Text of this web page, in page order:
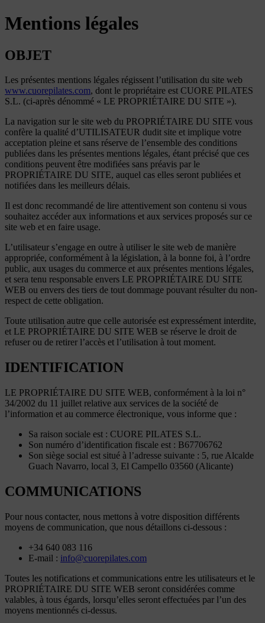
Mentions légales
OBJET
Les présentes mentions légales régissent l’utilisation du site web
www.cuorepilates.com, dont le propriétaire est CUORE PILATES
S.L. (ci-après dénommé « LE PROPRIÉTAIRE DU SITE »).
La navigation sur le site web du PROPRIÉTAIRE DU SITE vous
confère la qualité d’UTILISATEUR dudit site et implique votre
acceptation pleine et sans réserve de l’ensemble des conditions
publiées dans les présentes mentions légales, étant précisé que ces
conditions peuvent être modifiées sans préavis par le
PROPRIÉTAIRE DU SITE, auquel cas elles seront publiées et
notifiées dans les meilleurs délais.
Il est donc recommandé de lire attentivement son contenu si vous
souhaitez accéder aux informations et aux services proposés sur ce
site web et en faire usage.
L’utilisateur s’engage en outre à utiliser le site web de manière
appropriée, conformément à la législation, à la bonne foi, à l’ordre
public, aux usages du commerce et aux présentes mentions légales,
et sera tenu responsable envers LE PROPRIÉTAIRE DU SITE
WEB ou envers des tiers de tout dommage pouvant résulter du non-
respect de cette obligation.
Toute utilisation autre que celle autorisée est expressément interdite,
et LE PROPRIÉTAIRE DU SITE WEB se réserve le droit de
refuser ou de retirer l’accès et l’utilisation à tout moment.
IDENTIFICATION
LE PROPRIÉTAIRE DU SITE WEB, conformément à la loi n°
34/2002 du 11 juillet relative aux services de la société de
l’information et au commerce électronique, vous informe que :
Sa raison sociale est : CUORE PILATES S.L.
Son numéro d’identification fiscale est : B67706762
Son siège social est situé à l’adresse suivante : 5, rue Alcalde
Guach Navarro, local 3, El Campello 03560 (Alicante)
COMMUNICATIONS
Pour nous contacter, nous mettons à votre disposition différents
moyens de communication, que nous détaillons ci-dessous :
+34 640 083 116
E-mail : info@cuorepilates.com
Toutes les notifications et communications entre les utilisateurs et le
PROPRIÉTAIRE DU SITE WEB seront considérées comme
valables, à tous égards, lorsqu’elles seront effectuées par l’un des
moyens mentionnés ci-dessus.